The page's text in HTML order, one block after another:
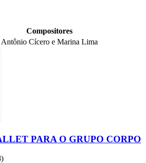
Compositores
Antônio Cícero e Marina Lima
PARA O GRUPO CORPO